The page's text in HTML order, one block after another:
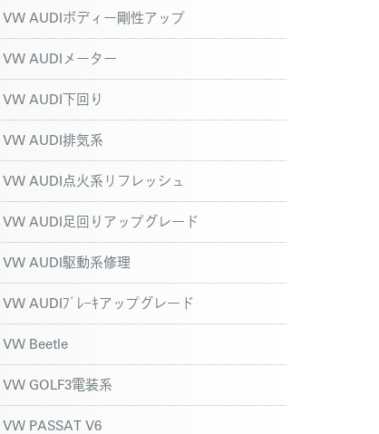
VW AUDIボディー剛性アップ
VW AUDIメーター
VW AUDI下回り
VW AUDI排気系
VW AUDI点火系リフレッシュ
VW AUDI足回りアップグレード
VW AUDI駆動系修理
VW AUDIﾌﾞﾚｰｷアップグレード
VW Beetle
VW GOLF3電装系
VW PASSAT V6